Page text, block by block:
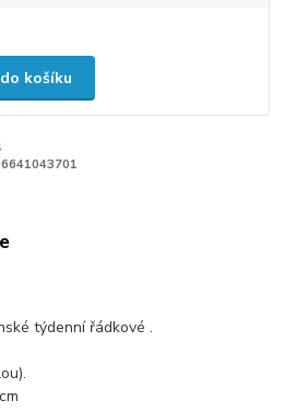
košíku
týdenní řádkové .